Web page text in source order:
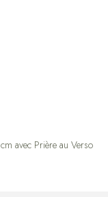
avec Prière au Verso